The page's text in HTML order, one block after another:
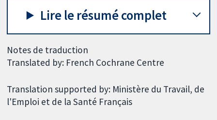
Lire le résumé complet
Notes de traduction
Translated by: French Cochrane Centre
Translation supported by: Ministère du Travail, de
l'Emploi et de la Santé Français